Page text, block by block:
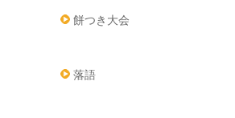
餅つき大会
落語